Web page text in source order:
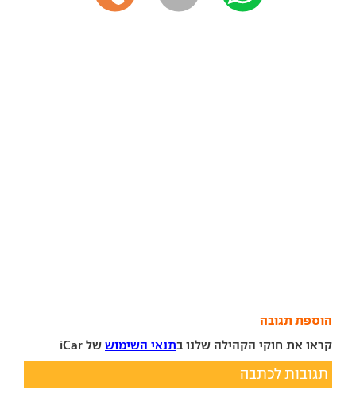
הוספת תגובה
קראו את חוקי הקהילה שלנו בתנאי השימוש של iCar
תגובות לכתבה